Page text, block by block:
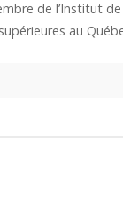
de l’Institut
au